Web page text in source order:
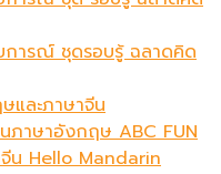
การณ์ ชุดรอบรู้ ฉลาดคิด
และภาษาจีน
ภาษาอังกฤษ ABC FUN
น Hello Mandarin